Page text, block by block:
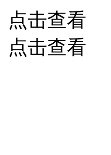
点击查看
点击查看